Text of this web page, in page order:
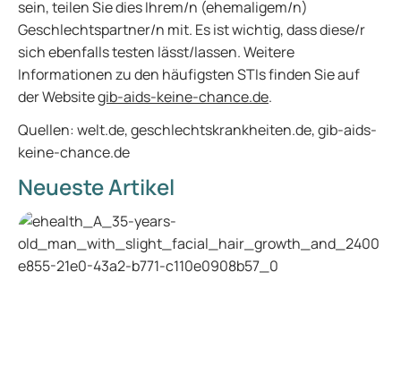
sein, teilen Sie dies Ihrem/n (ehemaligem/n)
Geschlechtspartner/n mit. Es ist wichtig, dass diese/r
sich ebenfalls testen lässt/lassen. Weitere
Informationen zu den häufigsten STIs finden Sie auf
der Websitegib-aids-keine-chance.de.
Quellen: welt.de, geschlechtskrankheiten.de, gib-aids-
keine-chance.de
Neueste Artikel